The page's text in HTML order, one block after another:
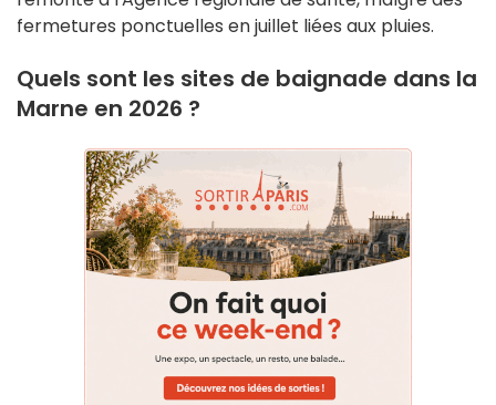
fermetures ponctuelles en juillet liées aux pluies.
Quels sont les sites de baignade dans la
Marne en 2026 ?